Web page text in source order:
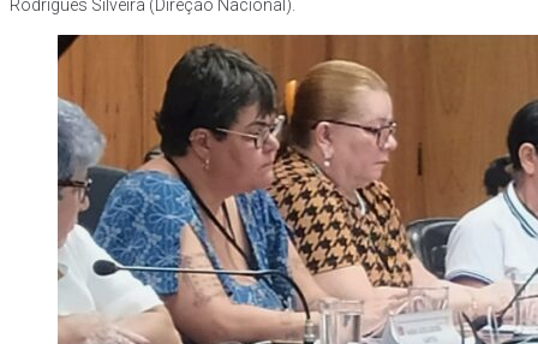
Rodrigues Silveira (Direção Nacional).